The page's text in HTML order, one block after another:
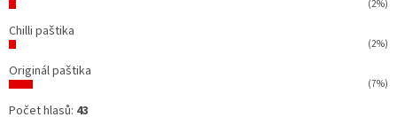
(2%)
Chilli paštika
(2%)
Originál paštika
(7%)
Počet hlasů: 43